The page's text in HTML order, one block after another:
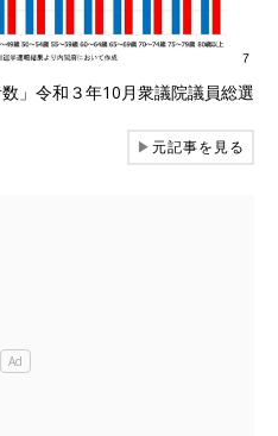
」令和３年10月衆議院議員総選
▶元記事を見る